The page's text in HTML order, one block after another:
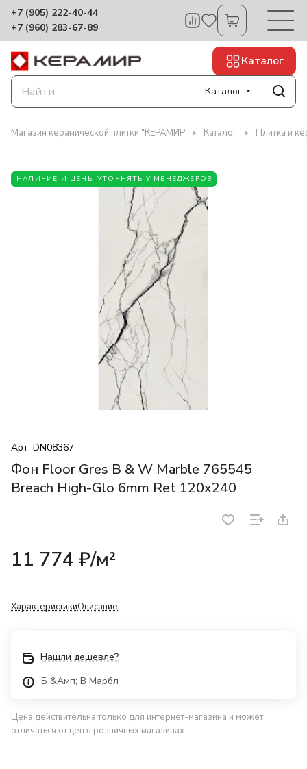
+7 (905) 222-40-44
+7 (960) 283-67-89
Каталог
Каталог
Магазин керамической плитки "КЕРАМИР Каталог Плитка и
НАЛИЧИЕ И ЦЕНЫ УТОЧНЯТЬ У МЕНЕДЖЕРОВ
Арт. DN08367
Фон Floor Gres B & W Marble 765545
Breach High-Glo 6mm Ret 120x240
11 774 ₽/м²
ХарактеристикиОписание
Нашли дешевле?
Б &Амп; В Марбл
Цена действительна только для интернет-магазина и может
отличаться от цен в розничных магазинах